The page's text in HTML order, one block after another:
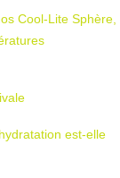
Cool-Lite Sphère,
est-elle